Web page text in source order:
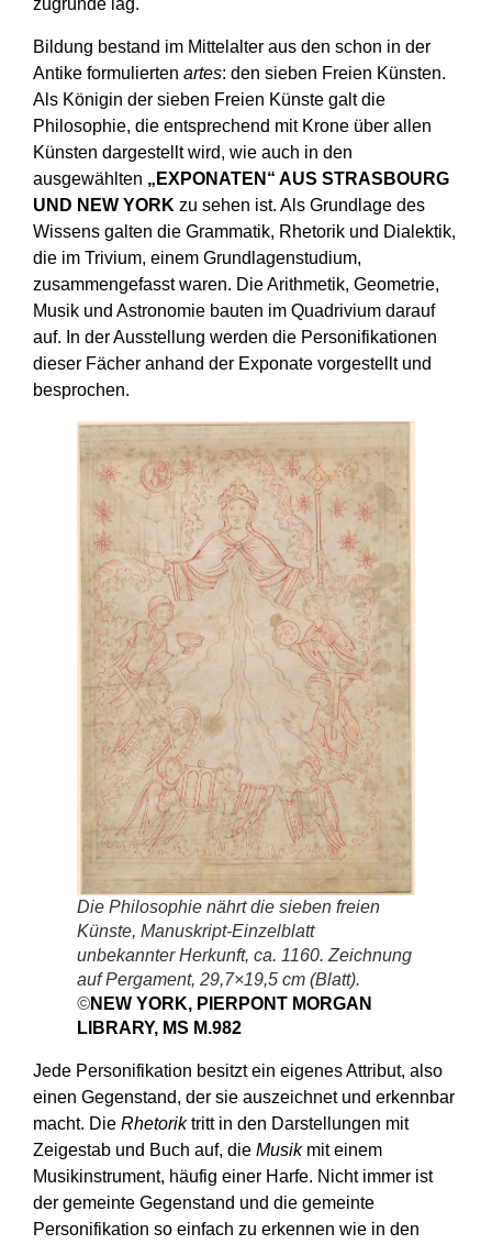
zugrunde lag.
Bildung bestand im Mittelalter aus den schon in der
Antike formulierten artes: den sieben Freien Künsten.
Als Königin der sieben Freien Künste galt die
Philosophie, die entsprechend mit Krone über allen
Künsten dargestellt wird, wie auch in den
ausgewählten „EXPONATEN“ AUS STRASBOURG
UND NEW YORK zu sehen ist. Als Grundlage des
Wissens galten die Grammatik, Rhetorik und Dialektik,
die im Trivium, einem Grundlagenstudium,
zusammengefasst waren. Die Arithmetik, Geometrie,
Musik und Astronomie bauten im Quadrivium darauf
auf. In der Ausstellung werden die Personifikationen
dieser Fächer anhand der Exponate vorgestellt und
besprochen.
Die Philosophie nährt die sieben freien
Künste, Manuskript-Einzelblatt
unbekannter Herkunft, ca. 1160. Zeichnung
auf Pergament, 29,7×19,5 cm (Blatt).
©NEW YORK, PIERPONT MORGAN
LIBRARY, MS M.982
Jede Personifikation besitzt ein eigenes Attribut, also
einen Gegenstand, der sie auszeichnet und erkennbar
macht. Die Rhetoriktritt in den Darstellungen mit
Zeigestab und Buch auf, die Musikmit einem
Musikinstrument, häufig einer Harfe. Nicht immer ist
der gemeinte Gegenstand und die gemeinte
Personifikation so einfach zu erkennen wie in den